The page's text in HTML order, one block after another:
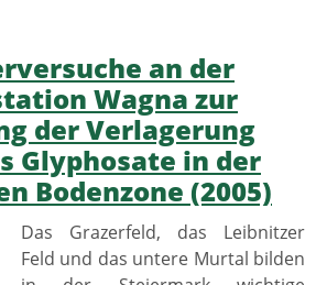
an der
Wagna zur
der Verlagerung
Glyphosate in der
Bodenzone (2005)
Das Grazerfeld, das Leibnitzer
Feld und das untere Murtal bilden